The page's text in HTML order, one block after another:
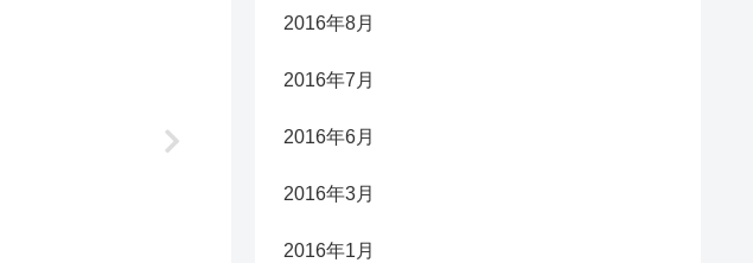
2016年8月
2016年7月
2016年6月
2016年3月
2016年1月